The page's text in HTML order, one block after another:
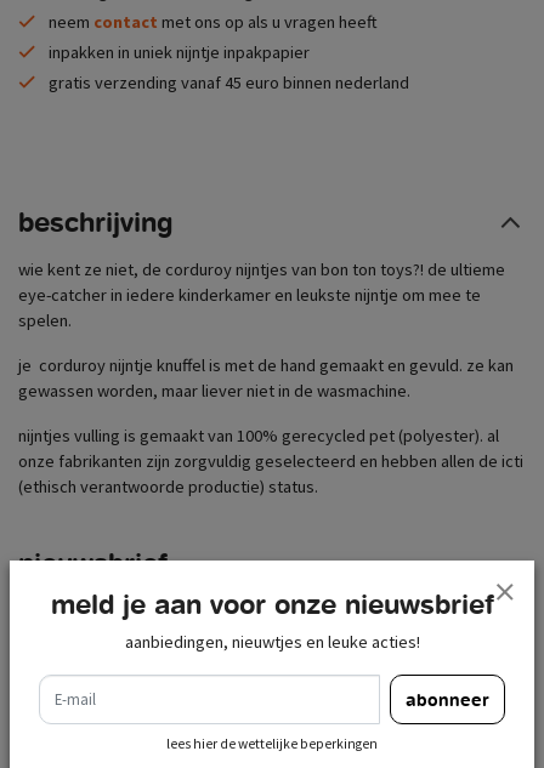
neem contact met ons op als u vragen heeft
inpakken in uniek nijntje inpakpapier
gratis verzending vanaf 45 euro binnen nederland
beschrijving
wie kent ze niet, de corduroy nijntjes van bon ton toys?! de ultieme
eye-catcher in iedere kinderkamer en leukste nijntje om mee te
spelen.
je corduroy nijntje knuffel is met de hand gemaakt en gevuld. ze kan
gewassen worden, maar liever niet in de wasmachine.
nijntjes vulling is gemaakt van 100% gerecycled pet (polyester). al
onze fabrikanten zijn zorgvuldig geselecteerd en hebben allen de icti
(ethisch verantwoorde productie) status.
nieuwsbrief
e-mail
lees hier de wettelijke beperkingen
meld je aan voor onze nieuwsbrief
aanbiedingen, nieuwtjes en leuke acties!
e-mail
abonneer
lees hier de wettelijke beperkingen